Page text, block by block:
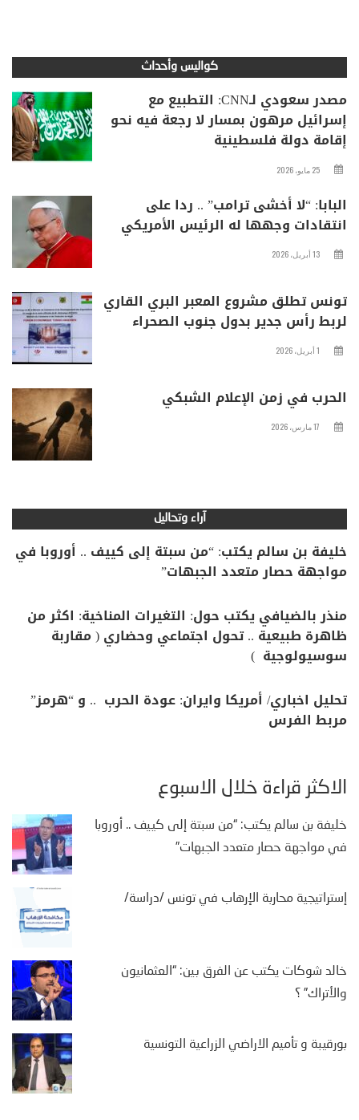
كواليس وأحداث
مصدر سعودي لـCNN: التطبيع مع
إسرائيل مرهون بمسار لا رجعة فيه نحو
إقامة دولة فلسطينية
25 مايو، 2026
البابا: “لا أخشى ترامب” .. ردا على
انتقادات وجهها له الرئيس الأمريكي
13 أبريل، 2026
تونس تطلق مشروع المعبر البري القاري
لربط رأس جدير بدول جنوب الصحراء
1 أبريل، 2026
الحرب في زمن الإعلام الشبكي
17 مارس، 2026
آراء وتحاليل
خليفة بن سالم يكتب: “من سبتة إلى كييف .. أوروبا في
مواجهة حصار متعدد الجبهات”
منذر بالضيافي يكتب حول: التغيرات المناخية: اكثر من
ظاهرة طبيعية .. تحول اجتماعي وحضاري ( مقاربة
سوسيولوجية )
تحليل اخباري/ أمريكا وايران: عودة الحرب .. و “هرمز”
مربط الفرس
الأكثر قراءة خلال الأسبوع
خليفة بن سالم يكتب: “من سبتة إلى كييف .. أوروبا
في مواجهة حصار متعدد الجبهات”
إستراتيجية محاربة الإرهاب في تونس /دراسة/
خالد شوكات يكتب عن الفرق بين: “العثمانيون
والأتراك” ؟
بورقيبة و تأميم الاراضي الزراعية التونسية